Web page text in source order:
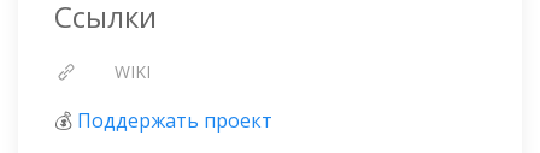
Ссылки
WIKI
💰 Поддержать проект